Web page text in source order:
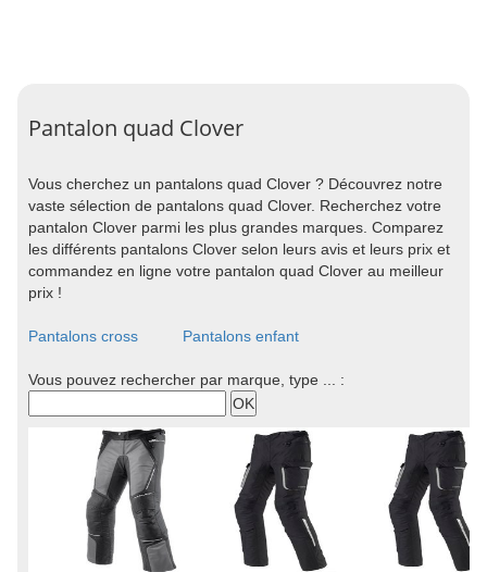
Pantalon quad Clover
Vous cherchez un pantalons quad Clover ? Découvrez notre
vaste sélection de pantalons quad Clover. Recherchez votre
pantalon Clover parmi les plus grandes marques. Comparez
les différents pantalons Clover selon leurs avis et leurs prix et
commandez en ligne votre pantalon quad Clover au meilleur
prix !
Pantalons cross Pantalons enfant
Vous pouvez rechercher par marque, type ... :